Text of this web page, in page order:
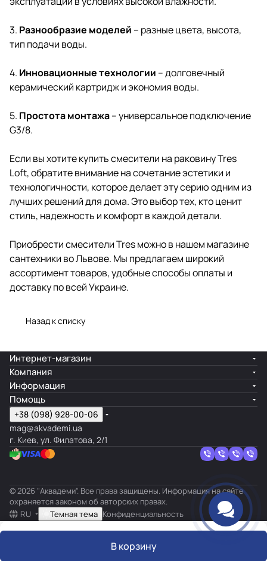
3. Разнообразие моделей – разные цвета, высота,
тип подачи воды.
4. Инновационные технологии – долговечный
керамический картридж и экономия воды.
5. Простота монтажа– универсальное подключение
G3/8.
Если вы хотитекупить смесители на раковину Tres
Loft, обратите внимание на сочетание эстетики и
технологичности, которое делает эту серию одним из
лучших решений для дома. Это выбор тех, кто ценит
стиль, надежность и комфорт в каждой детали.
Приобрести смесители Tres можно в нашем магазине
сантехники во Львове. Мы предлагаем широкий
ассортимент товаров, удобные способы оплаты и
доставку по всей Украине.
Назад к списку
В корзину
Интернет-магазин
Компания
Информация
Помощь
+38 (098) 928-00-06
mag@akvademi.ua
г. Киев, ул. Филатова, 2/1
© 2026 "Аквадеми". Все права защищены. Информация на сайте
охраняется законом об авторских правах.
RU
Темная тема Конфиденциальность